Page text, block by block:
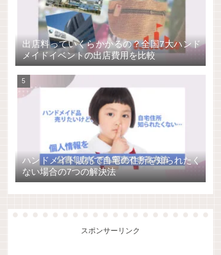
出店料っていくらかかるの？全国7大ハンド
メイドイベントの出店費用を比較
ハンドメイド販売で自宅の住所を知られたく
ない場合の7つの解決法
スポンサーリンク